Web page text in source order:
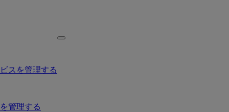
スを管理する
管理する